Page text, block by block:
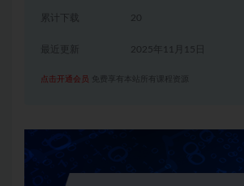
累计下载 20
2025年11月15日
点击开通会员 免费享有本站所有课程资源